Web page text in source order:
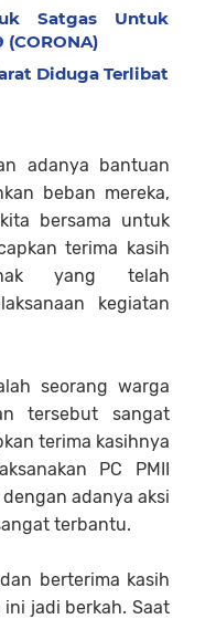
Satgas Untuk
Diduga Terlibat
adanya bantuan
beban mereka,
bersama untuk
terima kasih
yang telah
kegiatan
seorang warga
tersebut sangat
terima kasihnya
PC PMII
dengan adanya aksi
terbantu.
berterima kasih
jadi berkah. Saat